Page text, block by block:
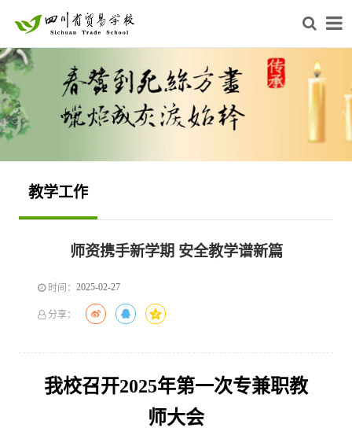
教学工作
师资携手新学期 安全教学谱新篇
时间： 2025-02-27
分享：
我校召开2025年第一次专兼职教
师大会